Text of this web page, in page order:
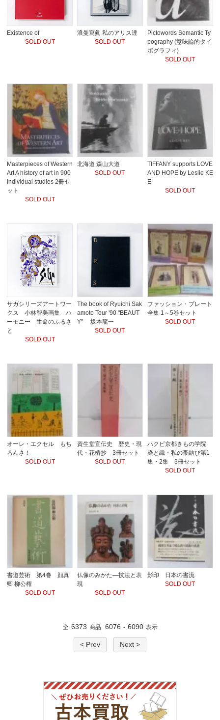
Existence of
SOLD OUT
浪曼寫眞 私のアリス達
SOLD OUT
Pictowords Semantic Ty
pography (意味論的タイ
ポグラフィ)
SOLD OUT
Masterpieces of Western
Art A history of art in 900
individual studies 2冊セ
ット
SOLD OUT
北海道 森山大道
SOLD OUT
TIFFANY supports LOVE
AND HOPE by Leslie KE
E
SOLD OUT
サガシリーズアートワー
クス 小林智美画集 ハ
ーモニー 生命のふるさ
と
SOLD OUT
The book of Ryuichi Sak
amoto Tour '90 "BEAUT
Y" 坂本龍一
SOLD OUT
ファッション・プレート
全集 1～5巻セット
SOLD OUT
オーレ・エクセル もち
ろんさ！
SOLD OUT
資生堂宣伝史 歴史・現
代・花椿抄 3冊セット
SOLD OUT
ハクビ京都きもの学院
染と織・私の帯結び第1
集・2集 3冊セット
SOLD OUT
書道芸術 第4巻 顔真
卿 柳公権
SOLD OUT
仏像のみかた―技法と表
現
SOLD OUT
影印 日本の書流
SOLD OUT
全 6373 商品 6076 - 6090 表示
< Prev Next >